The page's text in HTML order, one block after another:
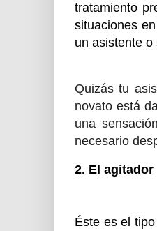
tratamiento
situaciones
un asistente
Quizás tu
novato está
una
necesario
2. El agitador
Éste es el